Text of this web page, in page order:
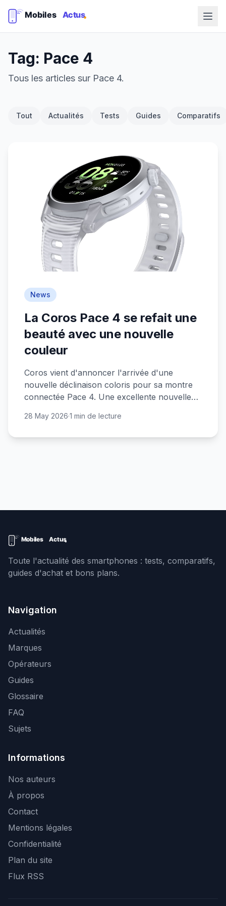
Tag: Pace 4
Tous les articles sur Pace 4.
Tout Actualités Tests Guides Comparatifs
News
La Coros Pace 4 se refait une
beauté avec une nouvelle
couleur
Coros vient d'annoncer l'arrivée d'une
nouvelle déclinaison coloris pour sa montre
connectée Pace 4. Une excellente nouvelle
28 May 2026·1 min de lecture
Toute l'actualité des smartphones : tests, comparatifs,
guides d'achat et bons plans.
Navigation
Actualités
Marques
Opérateurs
Guides
Glossaire
FAQ
Sujets
Informations
Nos auteurs
À propos
Contact
Mentions légales
Confidentialité
Plan du site
Flux RSS